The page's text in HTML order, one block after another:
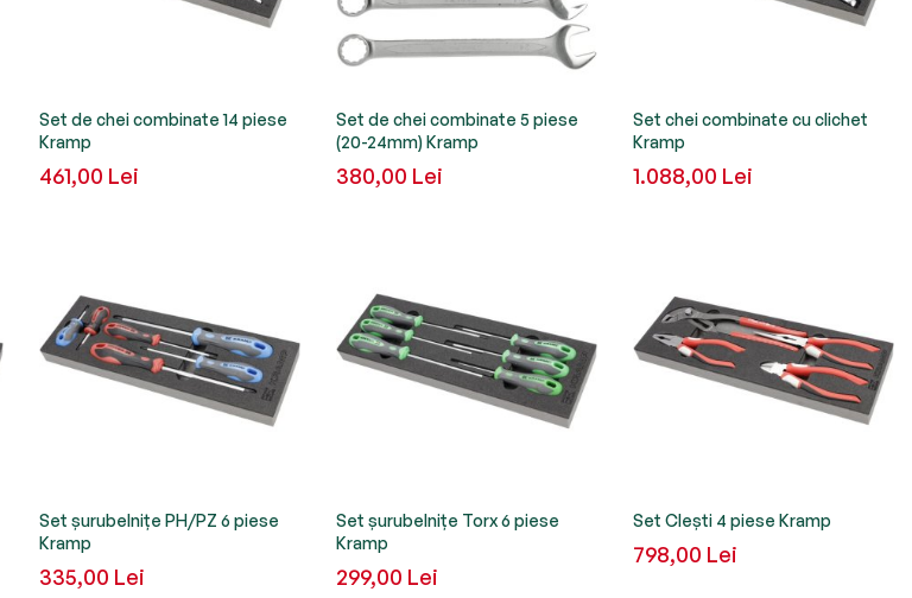
Set de chei combinate 14 piese
Kramp
461,00 Lei
Set de chei combinate 5 piese
(20-24mm) Kramp
380,00 Lei
Set chei combinate cu clichet
Kramp
1.088,00 Lei
Set șurubelnițe PH/PZ 6 piese
Kramp
335,00 Lei
Set șurubelnițe Torx 6 piese
Kramp
299,00 Lei
Set Clești 4 piese Kramp
798,00 Lei